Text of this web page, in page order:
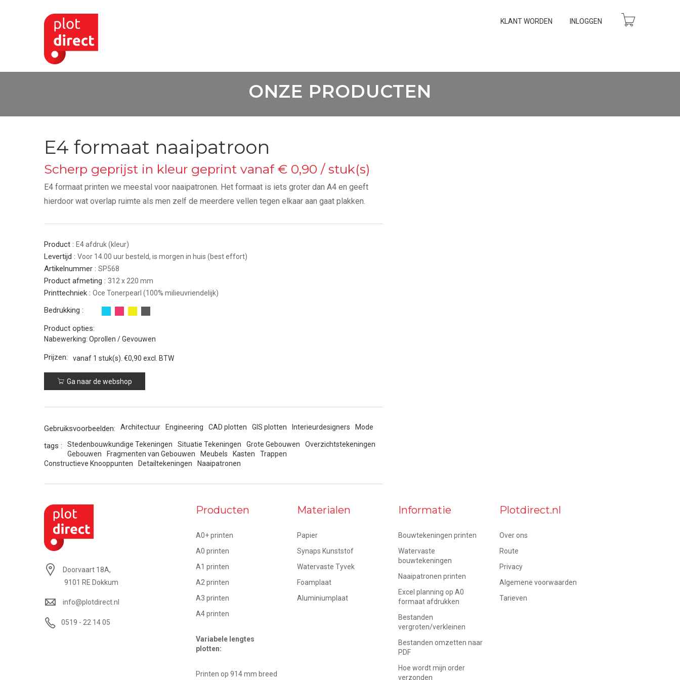
KLANT WORDEN INLOGGEN
ONZE PRODUCTEN
E4 formaat naaipatroon
Scherp geprijst in kleur geprint vanaf € 0,90 / stuk(s)
E4 formaat printen we meestal voor naaipatronen. Het formaat is iets groter dan A4 en geeft
hierdoor wat overlap ruimte als men zelf de meerdere vellen tegen elkaar aan gaat plakken.
Product : E4 afdruk (kleur)
Levertijd : Voor 14.00 uur besteld, is morgen in huis (best effort)
Artikelnummer : SP568
Product afmeting : 312 x 220 mm
Printtechniek : Oce Tonerpearl (100% milieuvriendelijk)
Bedrukking :
Product opties:
Nabewerking: Oprollen / Gevouwen
Prijzen: vanaf 1 stuk(s). €0,90 excl. BTW
Ga naar de webshop
Gebruiksvoorbeelden: Architectuur Engineering CAD plotten GIS plotten Interieurdesigners Mode
tags : Stedenbouwkundige Tekeningen Situatie Tekeningen Grote Gebouwen
Overzichtstekeningen
Gebouwen
Fragmenten van Gebouwen Meubels Kasten
Trappen
Constructieve Knooppunten
Detailtekeningen Naaipatronen
Doorvaart 18A,
9101 RE Dokkum
info@plotdirect.nl
0519 - 22 14 05
Producten
A0+ printen
A0 printen
A1 printen
A2 printen
A3 printen
A4 printen
Variabele lengtes
plotten:
Printen op 914 mm breed
Materialen
Papier
Synaps Kunststof
Watervaste Tyvek
Foamplaat
Aluminiumplaat
Informatie
Bouwtekeningen printen
Watervaste
bouwtekeningen
Naaipatronen printen
Excel planning op A0
formaat afdrukken
Bestanden
vergroten/verkleinen
Bestanden omzetten naar
PDF
Hoe wordt mijn order
verzonden
Plotdirect.nl
Over ons
Route
Privacy
Algemene voorwaarden
Tarieven